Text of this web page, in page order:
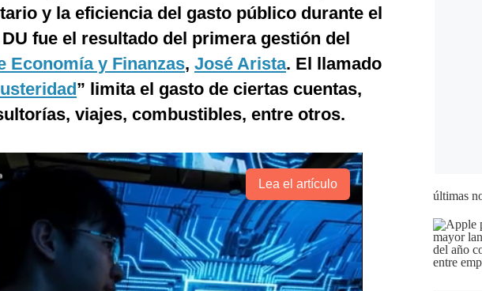
y la eficiencia del gasto público durante el
DU fue el resultado del primera gestión del
Economía y Finanzas, José Arista. El llamado
” limita el gasto de ciertas cuentas,
viajes, combustibles, entre otros.
Lea el artículo
últimas